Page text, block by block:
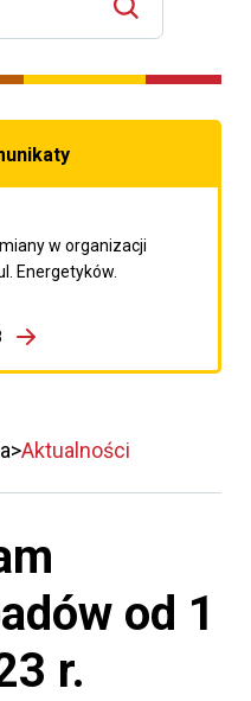
w organizacji
Energetyków.
Przejdź do następnego
Aktualności
od 1
r.